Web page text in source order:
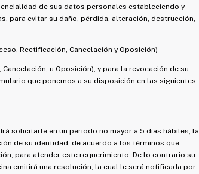
de sus datos personales estableciendo y
para evitar su daño, pérdida, alteración, destrucción,
Rectificación, Cancelación y Oposición)
u Oposición), y para la revocación de su
que ponemos a su disposición en las siguientes
solicitarle en un periodo no mayor a 5 días hábiles, la
de su identidad, de acuerdo a los términos que
para atender este requerimiento. De lo contrario su
emitirá una resolución, la cual le será notificada por